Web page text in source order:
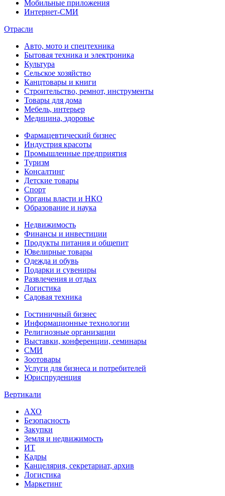
Мобильные приложения
Интернет-СМИ
Отрасли
Авто, мото и спецтехника
Бытовая техника и электроника
Культура
Сельское хозяйство
Канцтовары и книги
Строительство, ремнот, инструменты
Товары для дома
Мебель, интерьер
Медицина, здоровье
Фармацевтический бизнес
Индустрия красоты
Промышленные предприятия
Туризм
Консалтинг
Детские товары
Спорт
Органы власти и НКО
Образование и наука
Недвижимость
Финансы и инвестиции
Продукты питания и общепит
Ювелирные товары
Одежда и обувь
Подарки и сувениры
Развлечения и отдых
Логистика
Садовая техника
Гостиничный бизнес
Информационные технологии
Религиозные организации
Выставки, конференции, семинары
СМИ
Зоотовары
Услуги для бизнеса и потребителей
Юриспруденция
Вертикали
АХО
Безопасность
Закупки
Земля и недвижимость
ИТ
Кадры
Канцелярия, секретариат, архив
Логистика
Маркетинг